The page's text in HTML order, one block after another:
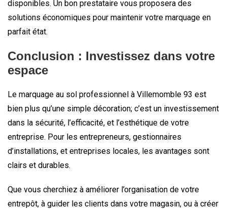
disponibles. Un bon prestataire vous proposera des
solutions économiques pour maintenir votre marquage en
parfait état.
Conclusion : Investissez dans votre
espace
Le marquage au sol professionnel à Villemomble 93 est
bien plus qu’une simple décoration; c’est un investissement
dans la sécurité, l’efficacité, et l’esthétique de votre
entreprise. Pour les entrepreneurs, gestionnaires
d’installations, et entreprises locales, les avantages sont
clairs et durables.
Que vous cherchiez à améliorer l’organisation de votre
entrepôt, à guider les clients dans votre magasin, ou à créer